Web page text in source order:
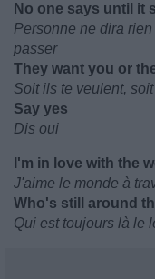
No one says until it
Personne ne dira
passer
They want you or
Soit ils te veulent,
Say yes
Dis oui
I'm in love with the
J'aime le monde à
Who's still around
Qui est toujours là le